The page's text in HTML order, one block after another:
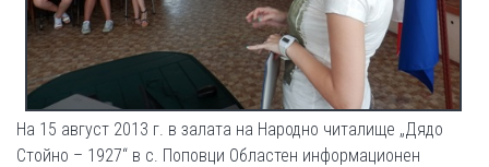
На 15 август 2013 г. в залата на Народно читалище „Дядо
Стойно – 1927“ в с. Поповци Областен информационен